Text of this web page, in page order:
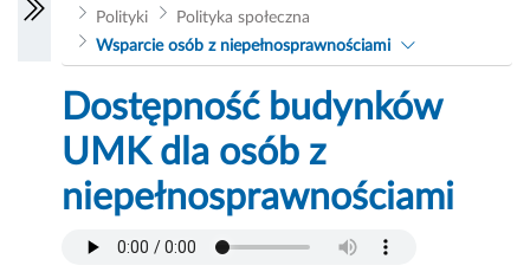
Polityki
Polityka społeczna
Wsparcie osób z niepełnosprawnościami
Dostępność budynków
UMK dla osób z
niepełnosprawnościami